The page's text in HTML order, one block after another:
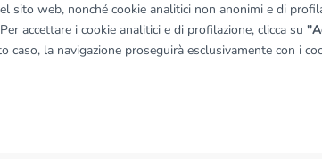
sito web, nonché cookie analitici non anonimi e di
accettare i cookie analitici e di profilazione, clicca su
caso, la navigazione proseguirà esclusivamente con i